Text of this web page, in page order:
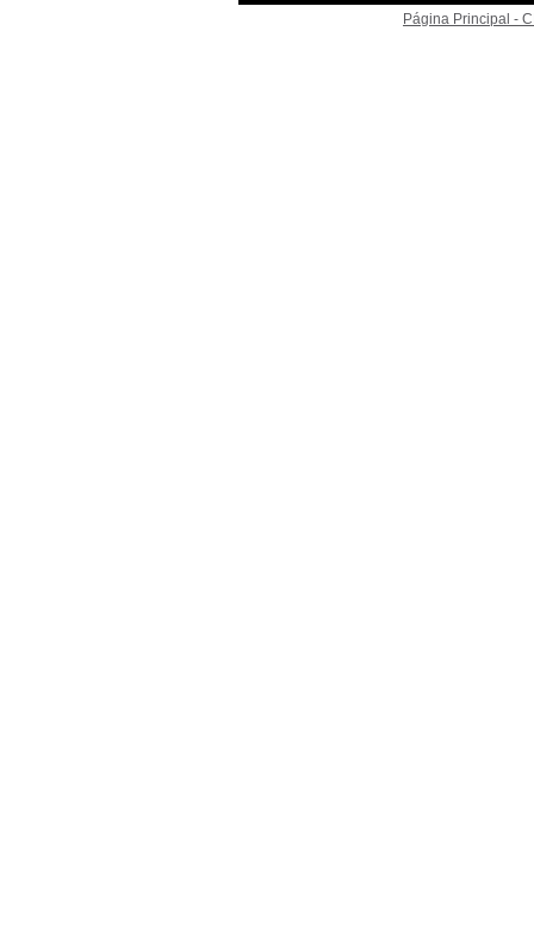
Página Principal -